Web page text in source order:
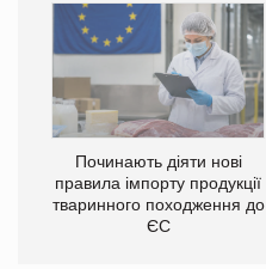
Починають діяти нові
правила імпорту продукції
тваринного походження до
ЄС